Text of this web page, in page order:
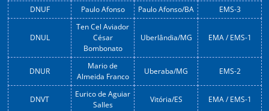
DNUF
Paulo Afonso Paulo Afonso/BA EMS-3
DNUL
Ten Cel Aviador
César
Bombonato
Uberlândia/MG EMA / EMS-1
DNUR
Mario de
Almeida Franco
Uberaba/MG EMS-2
DNVT
Eurico de Aguiar
Salles
Vitória/ES EMA / EMS-1